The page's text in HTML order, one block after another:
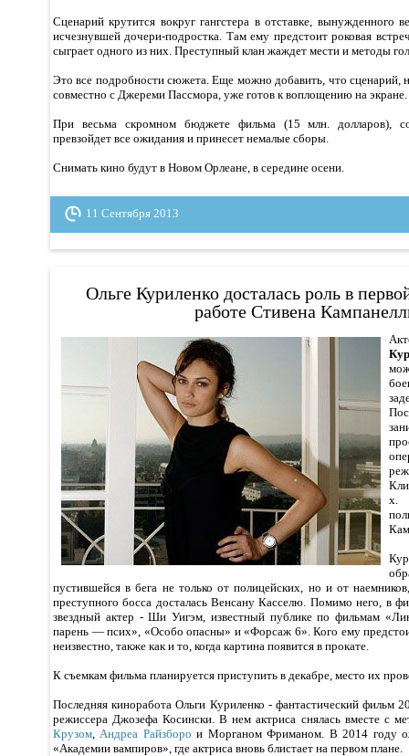
Сценарий крутится вокруг гангстера в отставке, вынужденного
исчезнувшей дочери-подростка. Там ему предстоит роковая
сыграет одного из них. Преступный клан жаждет мести и методы
Это все подробности сюжета. Еще можно добавить, что
совместно с Джереми Пассмора, уже готов к воплощению на экране.
При весьма скромном бюджете фильма (15 млн. долларов),
превзойдет все ожидания и принесет немалые сборы.
Снимать кино будут в Новом Орлеане, в середине осени.
11 Сентября 2013
Ольге Куриленко досталась роль в
работе Стивена
х.
пустившейся в бега не только от полицейских, но и от
преступного босса досталась Венсану Касселю. Помимо него, в
звездный актер - Ши Уигэм, известный публике по фильмам
парень — псих», «Особо опасны» и «Форсаж 6». Кого ему
неизвестно, также как и то, когда картина появится в прокате.
К съемкам фильма планируется приступить в декабре, место их
Последняя киноработа Ольги Куриленко - фантастический фильм
режиссера Джозефа Косински. В нем актриса снялась вместе с
Крузом,Андреа Райзборо и Морганом Фриманом. В 2014 году
«Академии вампиров», где актриса вновь блистает на первом плане.